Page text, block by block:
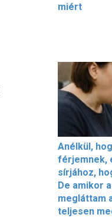
miért
Anélkül,
férjemnek,
sírjához,
De amikor
megláttam
teljesen